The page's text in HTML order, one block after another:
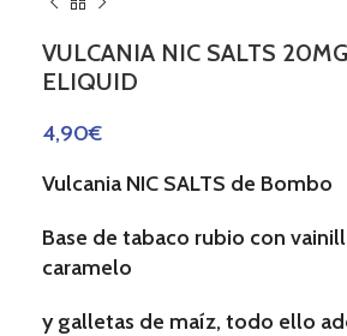
VULCANIA NIC SALTS
ELIQUID
4,90€
Vulcania NIC SALTS de Bombo
Base de tabaco rubio con
caramelo
y galletas de maíz, todo ello